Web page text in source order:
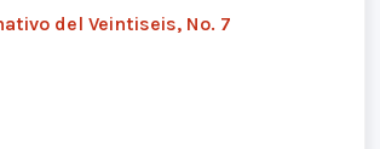
del Veintiseis, No. 7